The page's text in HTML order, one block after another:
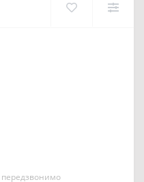
передзвонимо